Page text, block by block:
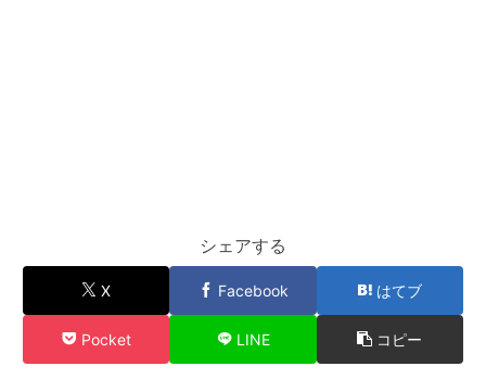
シェアする
X Facebook はてブ
Pocket LINE コピー